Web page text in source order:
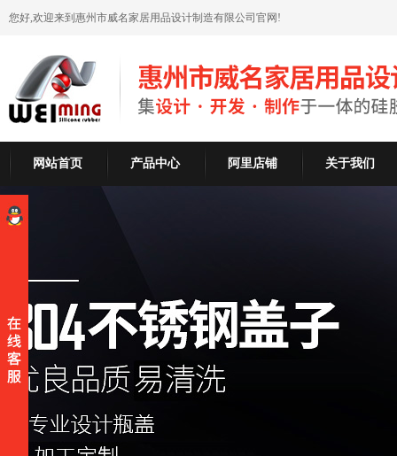
您好,欢迎来到惠州市威名家居用品设计制造有限公司官网!
网站首页 产品中心 阿里店铺 关于我们